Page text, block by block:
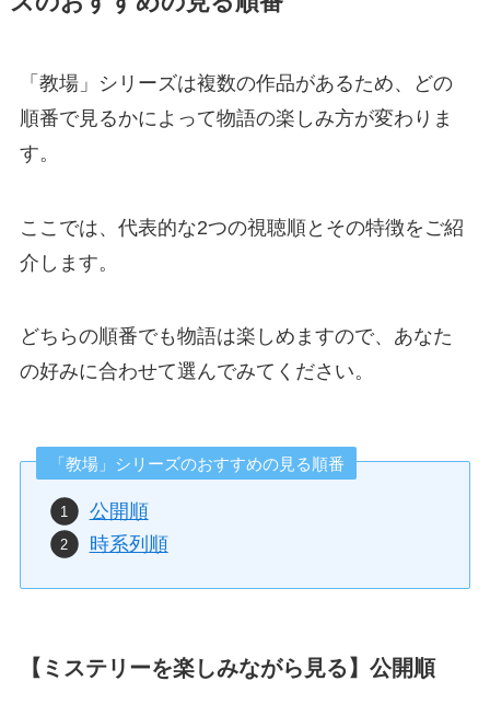
「教場」シリーズは複数の作品があるため、どの
順番で見るかによって物語の楽しみ方が変わりま
す。
ここでは、代表的な2つの視聴順とその特徴をご紹
介します。
どちらの順番でも物語は楽しめますので、あなた
の好みに合わせて選んでみてください。
「教場」シリーズのおすすめの見る順番
公開順
時系列順
【ミステリーを楽しみながら見る】公開順